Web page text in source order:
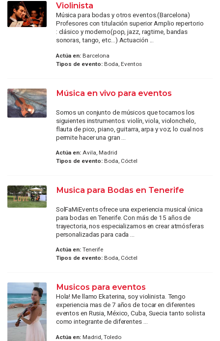
Violinista
Música para bodas y otros eventos.(Barcelona)
Profesores con titulación superior Amplio repertorio
: clásico y moderno(pop, jazz, ragtime, bandas
sonoras, tango, etc…) Actuación ...
Actúa en:Barcelona
Tipos de evento:Boda, Eventos
Música en vivo para eventos
Somos un conjunto de músicos que tocamos los
siguientes instrumentos: violín, viola, violonchelo,
flauta de pico, piano, guitarra, arpa y voz; lo cual nos
permite hacer una gran ...
Actúa en:Avila, Madrid
Tipos de evento:Boda, Cóctel
Musica para Bodas en Tenerife
SolFaMiEvents ofrece una experiencia musical única
para bodas en Tenerife. Con más de 15 años de
trayectoria, nos especializamos en crear atmósferas
personalizadas para cada ...
Actúa en:Tenerife
Tipos de evento:Boda, Cóctel
Musicos para eventos
Hola! Me llamo Ekaterina, soy violinista. Tengo
experiencia mas de 7 años de tocar en diferentes
eventos en Rusia, México, Cuba, Suecia tanto solista
como integrante de diferentes ...
Actúa en:Madrid, Toledo